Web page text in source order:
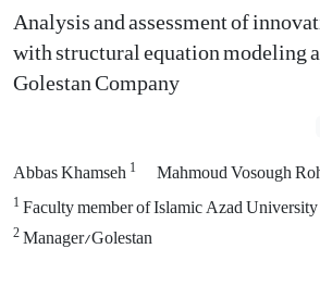
Analysis and assessment of
with structural equation modeling
Golestan Company
Abbas Khamseh1 Mahmoud Vosough
1Faculty member of Islamic Azad
2Manager/Golestan